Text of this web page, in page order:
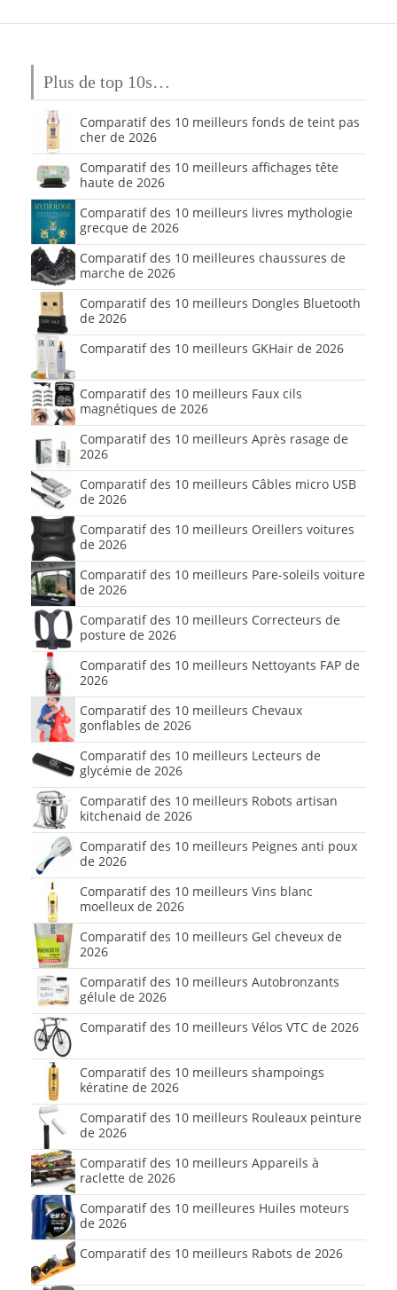
Plus de top 10s…
Comparatif des 10 meilleurs fonds de teint pas
cher de 2026
Comparatif des 10 meilleurs affichages tête
haute de 2026
Comparatif des 10 meilleurs livres mythologie
grecque de 2026
Comparatif des 10 meilleures chaussures de
marche de 2026
Comparatif des 10 meilleurs Dongles Bluetooth
de 2026
Comparatif des 10 meilleurs GKHair de 2026
Comparatif des 10 meilleurs Faux cils
magnétiques de 2026
Comparatif des 10 meilleurs Après rasage de
2026
Comparatif des 10 meilleurs Câbles micro USB
de 2026
Comparatif des 10 meilleurs Oreillers voitures
de 2026
Comparatif des 10 meilleurs Pare-soleils voiture
de 2026
Comparatif des 10 meilleurs Correcteurs de
posture de 2026
Comparatif des 10 meilleurs Nettoyants FAP de
2026
Comparatif des 10 meilleurs Chevaux
gonflables de 2026
Comparatif des 10 meilleurs Lecteurs de
glycémie de 2026
Comparatif des 10 meilleurs Robots artisan
kitchenaid de 2026
Comparatif des 10 meilleurs Peignes anti poux
de 2026
Comparatif des 10 meilleurs Vins blanc
moelleux de 2026
Comparatif des 10 meilleurs Gel cheveux de
2026
Comparatif des 10 meilleurs Autobronzants
gélule de 2026
Comparatif des 10 meilleurs Vélos VTC de 2026
Comparatif des 10 meilleurs shampoings
kératine de 2026
Comparatif des 10 meilleurs Rouleaux peinture
de 2026
Comparatif des 10 meilleurs Appareils à
raclette de 2026
Comparatif des 10 meilleures Huiles moteurs
de 2026
Comparatif des 10 meilleurs Rabots de 2026